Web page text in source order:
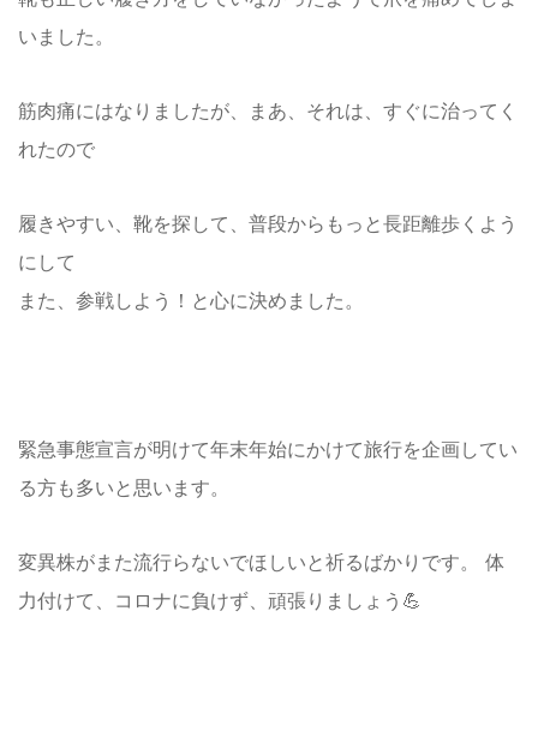
いました。
筋肉痛にはなりましたが、まあ、それは、すぐに治ってく
れたので
履きやすい、靴を探して、普段からもっと長距離歩くよう
にして
また、参戦しよう！と心に決めました。
緊急事態宣言が明けて年末年始にかけて旅行を企画してい
る方も多いと思います。
変異株がまた流行らないでほしいと祈るばかりです。 体
力付けて、コロナに負けず、頑張りましょう💪